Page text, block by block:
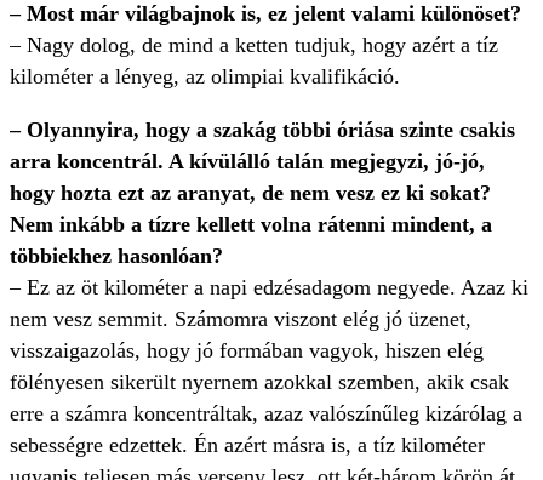
– Most már világbajnok is, ez jelent valami különöset?
– Nagy dolog, de mind a ketten tudjuk, hogy azért a tíz
kilométer a lényeg, az olimpiai kvalifikáció.
– Olyannyira, hogy a szakág többi óriása szinte csakis
arra koncentrál. A kívülálló talán megjegyzi, jó-jó,
hogy hozta ezt az aranyat, de nem vesz ez ki sokat?
Nem inkább a tízre kellett volna rátenni mindent, a
többiekhez hasonlóan?
– Ez az öt kilométer a napi edzésadagom negyede. Azaz ki
nem vesz semmit. Számomra viszont elég jó üzenet,
visszaigazolás, hogy jó formában vagyok, hiszen elég
fölényesen sikerült nyernem azokkal szemben, akik csak
erre a számra koncentráltak, azaz valószínűleg kizárólag a
sebességre edzettek. Én azért másra is, a tíz kilométer